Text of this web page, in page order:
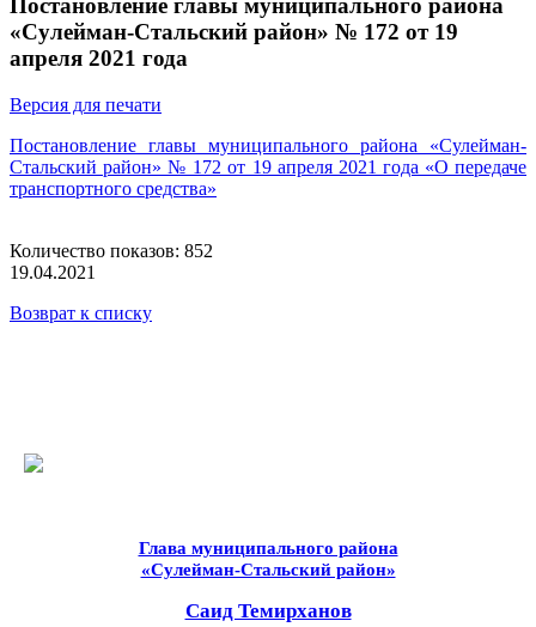
Постановление главы муниципального района
«Сулейман-Стальский район» № 172 от 19
апреля 2021 года
Версия для печати
Постановление главы муниципального района «Сулейман-
Стальский район» № 172 от 19 апреля 2021 года «О передаче
транспортного средства»
Количество показов: 852
19.04.2021
Возврат к списку
Глава муниципального района
«Сулейман-Стальский район»
Саид Темирханов